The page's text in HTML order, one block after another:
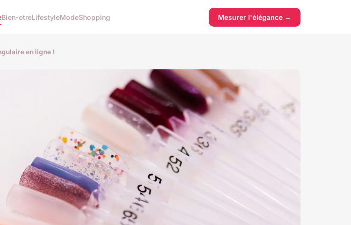
Bien-etreLifestyleModeShopping Mesurer l'élégance →
en ligne !